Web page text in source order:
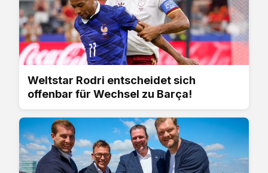
Weltstar Rodri entscheidet sich
offenbar für Wechsel zu Barça!